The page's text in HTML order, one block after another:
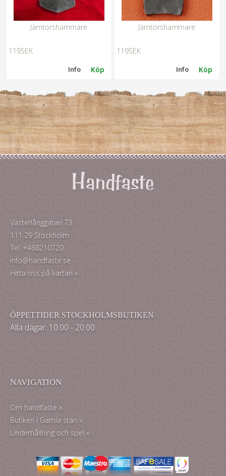
Järntorshammare
119SEK
Köp
Info
Järntorshammare
119SEK
Köp
Info
Västerlånggatan 73
111 29 Stockholm
Tel: +468210720
info@handfaste.se
Hitta oss på kartan »
ÖPPETTIDER STOCKHOLMSBUTIKEN
Alla dagar: 10:00 - 20:00
NAVIGATION
Om handfaste »
Butiken i Gamla stan »
Underhållning och spel »